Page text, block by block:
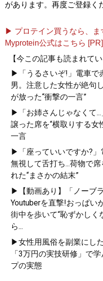
があります。再度ご登録く
▶ プロテイン買うなら、ま
Myprotein公式はこちら [PR]
【今この記事も読まれてい
▶「うるさいぞ!」電車で
男。注意した女性が絶句
が放った“衝撃の一言”
▶「お姉さんじゃなくて
譲った席を“横取りする女
一言
▶「座っていいですか?」
無視して舌打ち...荷物で
れた“まさかの結末”
▶【動画あり】「ノーブ
Youtuberを直撃!おっぱい
街中を歩いて“恥ずかしく
ら...
▶女性用風俗を副業にし
「3万円の実技研修」で
プの実態